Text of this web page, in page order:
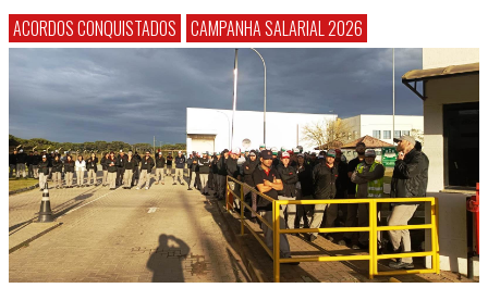
ACORDOS CONQUISTADOS CAMPANHA SALARIAL 2026